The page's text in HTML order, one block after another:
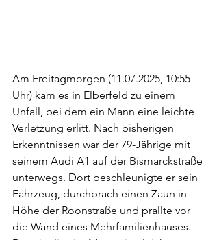
Am Freitagmorgen (11.07.2025, 10:55
Uhr) kam es in Elberfeld zu einem
Unfall, bei dem ein Mann eine leichte
Verletzung erlitt. Nach bisherigen
Erkenntnissen war der 79-Jährige mit
seinem Audi A1 auf der Bismarckstraße
unterwegs. Dort beschleunigte er sein
Fahrzeug, durchbrach einen Zaun in
Höhe der Roonstraße und prallte vor
die Wand eines Mehrfamilienhauses.